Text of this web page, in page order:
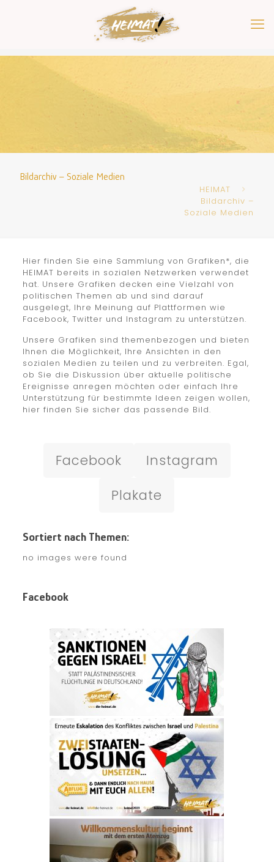
Bildarchiv – Soziale Medien
HEIMAT
Bildarchiv –
Soziale Medien
Hier finden Sie eine Sammlung von Grafiken*, die
HEIMAT bereits in sozialen Netzwerken verwendet
hat. Unsere Grafiken decken eine Vielzahl von
politischen Themen ab und sind darauf
ausgelegt, Ihre Meinung auf Plattformen wie
Facebook, Twitter und Instagram zu unterstützen.
Unsere Grafiken sind themenbezogen und bieten
Ihnen die Möglichkeit, Ihre Ansichten in den
sozialen Medien zu teilen und zu verbreiten. Egal,
ob Sie die Diskussion über aktuelle politische
Ereignisse anregen möchten oder einfach Ihre
Unterstützung für bestimmte Ideen zeigen wollen,
hier finden Sie sicher das passende Bild.
Facebook
Instagram
Plakate
Sortiert nach Themen:
no images were found
Facebook